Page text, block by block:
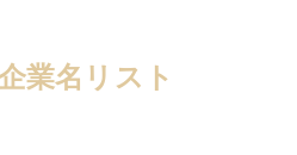
業名リスト